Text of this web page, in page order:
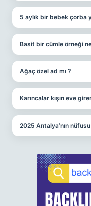
5 aylık bir bebek çorba
Basit bir cümle örneği
Ağaç özel ad mı ?
Karıncalar kışın eve
2025 Antalya’nın